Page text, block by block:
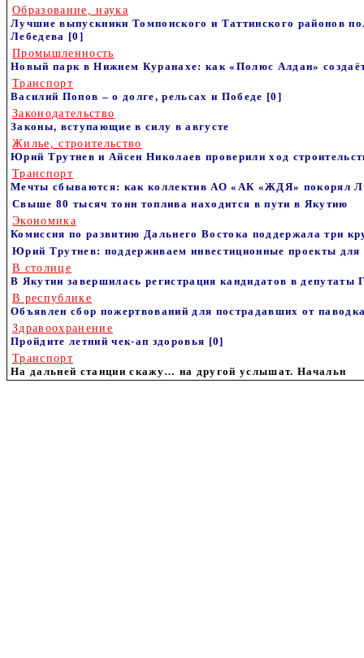
Образование, наука
Лучшие выпускники Томпонского и Таттинского районов
Лебедева [0]
Промышленность
Новый парк в Нижнем Куранахе: как «Полюс Алдан»
Транспорт
Василий Попов – о долге, рельсах и Победе [0]
Законодательство
Законы, вступающие в силу в августе
Жилье, строительство
Юрий Трутнев и Айсен Николаев проверили ход
Транспорт
Мечты сбываются: как коллектив АО «АК «ЖДЯ» покорял
Свыше 80 тысяч тонн топлива находится в пути в Якутию
Экономика
Комиссия по развитию Дальнего Востока поддержала три
Юрий Трутнев: поддерживаем инвестиционные проекты для
В столице
В Якутии завершилась регистрация кандидатов в депутаты
В республике
Объявлен сбор пожертвований для пострадавших от
Здравоохранение
Пройдите летний чек-ап здоровья [0]
Транспорт
На дальней станции скажу… на другой услышат. Начальн